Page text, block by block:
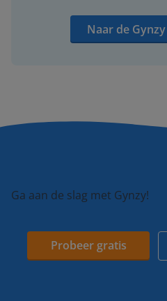
Naar de
Ga aan de slag met Gynzy!
Probeer gratis